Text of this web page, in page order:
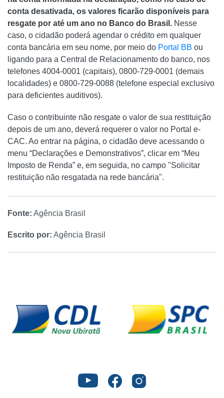
conta desativada, os valores ficarão disponíveis para
resgate por até um ano no Banco do Brasil. Nesse
caso, o cidadão poderá agendar o crédito em qualquer
conta bancária em seu nome, por meio do Portal BB ou
ligando para a Central de Relacionamento do banco, nos
telefones 4004-0001 (capitais), 0800-729-0001 (demais
localidades) e 0800-729-0088 (telefone especial exclusivo
para deficientes auditivos).
Caso o contribuinte não resgate o valor de sua restituição
depois de um ano, deverá requerer o valor no Portal e-
CAC. Ao entrar na página, o cidadão deve acessando o
menu “Declarações e Demonstrativos”, clicar em “Meu
Imposto de Renda” e, em seguida, no campo "Solicitar
restituição não resgatada na rede bancária".
Fonte: Agência Brasil
Escrito por: Agência Brasil